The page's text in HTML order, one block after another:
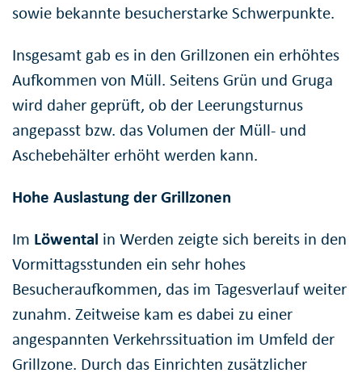
sowie bekannte besucherstarke Schwerpunkte.
Insgesamt gab es in den Grillzonen ein erhöhtes
Aufkommen von Müll. Seitens Grün und Gruga
wird daher geprüft, ob der Leerungsturnus
angepasst bzw. das Volumen der Müll- und
Aschebehälter erhöht werden kann.
Hohe Auslastung der Grillzonen
Im Löwental in Werden zeigte sich bereits in den
Vormittagsstunden ein sehr hohes
Besucheraufkommen, das im Tagesverlauf weiter
zunahm. Zeitweise kam es dabei zu einer
angespannten Verkehrssituation im Umfeld der
Grillzone. Durch das Einrichten zusätzlicher